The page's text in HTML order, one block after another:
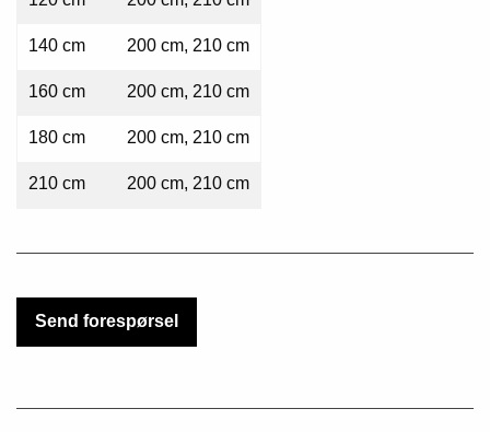
140 cm 200 cm, 210 cm
160 cm 200 cm, 210 cm
180 cm 200 cm, 210 cm
210 cm 200 cm, 210 cm
Send forespørsel